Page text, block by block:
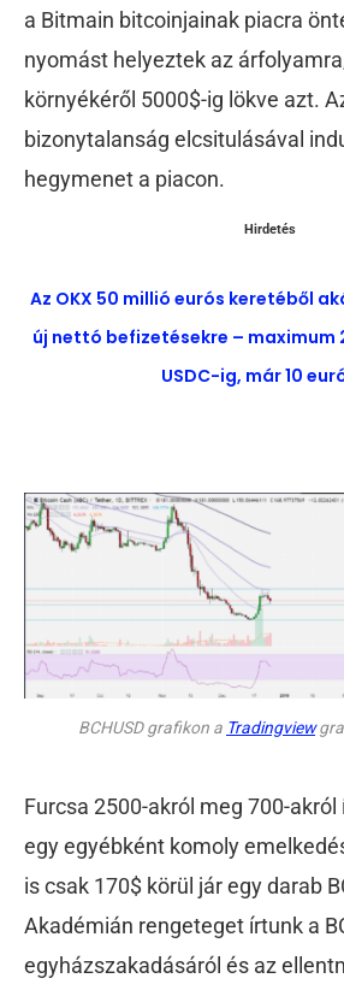
a Bitmain bitcoinjainak piacra
nyomást helyeztek az
környékéről 5000$-ig lökve azt.
bizonytalanság elcsitulásával
hegymenet a piacon.
Hirdetés
Az OKX 50 millió eurós keretéből
új nettó befizetésekre – maximum
USDC-ig, már 10
BCHUSD grafikon a Tradingview
Furcsa 2500-akról meg 700-
egy egyébként komoly
is csak 170$ körül jár egy darab
Akadémián rengeteget írtunk a
egyházszakadásáról és az